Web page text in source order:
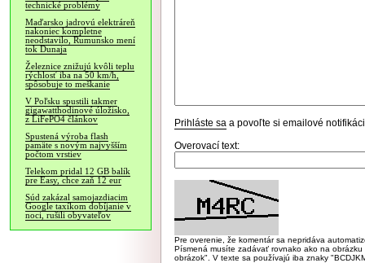
technické problémy
Maďarsko jadrovú elektráreň
nakoniec kompletne
neodstavilo, Rumunsko mení
tok Dunaja
Železnice znižujú kvôli teplu
rýchlosť iba na 50 km/h,
spôsobuje to meškanie
V Poľsku spustili takmer
gigawatthodinové úložisko,
z LiFePO4 článkov
Spustená výroba flash
pamäte s novým najvyšším
počtom vrstiev
Telekom pridal 12 GB balík
pre Easy, chce zaň 12 eur
Súd zakázal samojazdiacim
Google taxíkom dobíjanie v
noci, rušili obyvateľov
Prihláste sa a povoľte si emailové
Overovací text:
Pre overenie, že komentár sa nepridáva
Písmená musíte zadávať rovnako ako na
obrázok". V texte sa používajú iba znaky